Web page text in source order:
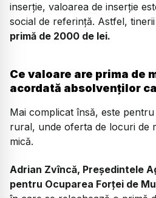
inserție, valoarea de inserție
social de referință. Astfel,
primă de 2000 de lei.
Ce valoare are prima de
acordată absolvenților
Mai complicat însă, este
rural, unde oferta de locuri de
mică.
Adrian Zvîncă, Președintele
pentru Ocuparea Forței de